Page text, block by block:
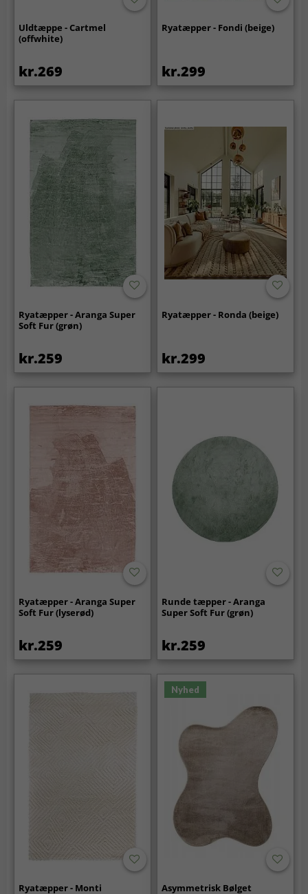
Uldtæppe - Cartmel
(offwhite)
kr.269
Ryatæpper - Fondi (beige)
kr.299
Ryatæpper - Aranga Super
Soft Fur (grøn)
kr.259
Ryatæpper - Ronda (beige)
kr.299
Ryatæpper - Aranga Super
Soft Fur (lyserød)
kr.259
Runde tæpper - Aranga
Super Soft Fur (grøn)
kr.259
Ryatæpper - Monti
Nyhed
Asymmetrisk Bølget